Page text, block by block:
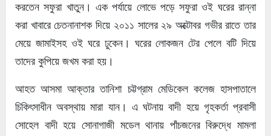
করতেন সফুরা খাতুন। এক পর্যায়ে লোভে পড়ে সফুরা ওই ঘরের রান্না
করা খাবারে চেতনানাশক দিয়ে ২০১১ সালের ২৯ অক্টোবর গভীর রাতে তার
মেয়ে জামাইসহ ওই ঘরে ঢুকেন। ঘরের লোকজন টের পেলে বটি দিয়ে
তাদের কুপিয়ে জখম করা হয়।
আহত আসমা আক্তার তানিশা চট্টগ্রাম মেডিকেল কলেজ হাসপাতালে
চিকিৎসাধীন অবস্থায় মারা যান। এ ঘটনায় বাদী হয়ে গৃহকর্তা প্রবাসী
সোহেল বাদী হয়ে সোনাগাজী মডেল থানায় পাঁচজনের বিরুদ্ধে মামলা